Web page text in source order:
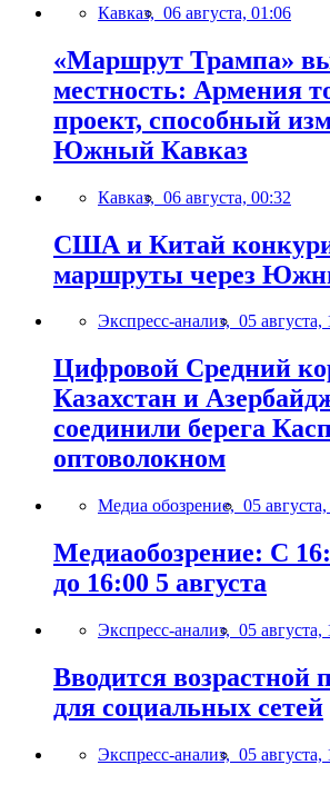
Кавказ, 06 августа, 01:06
«Маршрут Трампа»
местность: Армения
проект, способный
Южный Кавказ
Кавказ, 06 августа, 00:32
США и Китай
маршруты через
Экспресс-анализ, 05 августа,
Цифровой Средний
Казахстан и
соединили берега
оптоволокном
Медиа обозрение, 05
Медиаобозрение: С
до 16:00 5 августа
Экспресс-анализ, 05 августа,
Вводится возрастной
для социальных сетей
Экспресс-анализ, 05 августа,